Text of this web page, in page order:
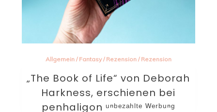
Allgemein/ Fantasy/ Rezension/ Rezension
„The Book of Life“ von Deborah
Harkness, erschienen bei
penhaligon ᵘⁿᵇᵉᶻᵃʰˡᵗᵉ ᵂᵉʳᵇᵘⁿᵍ